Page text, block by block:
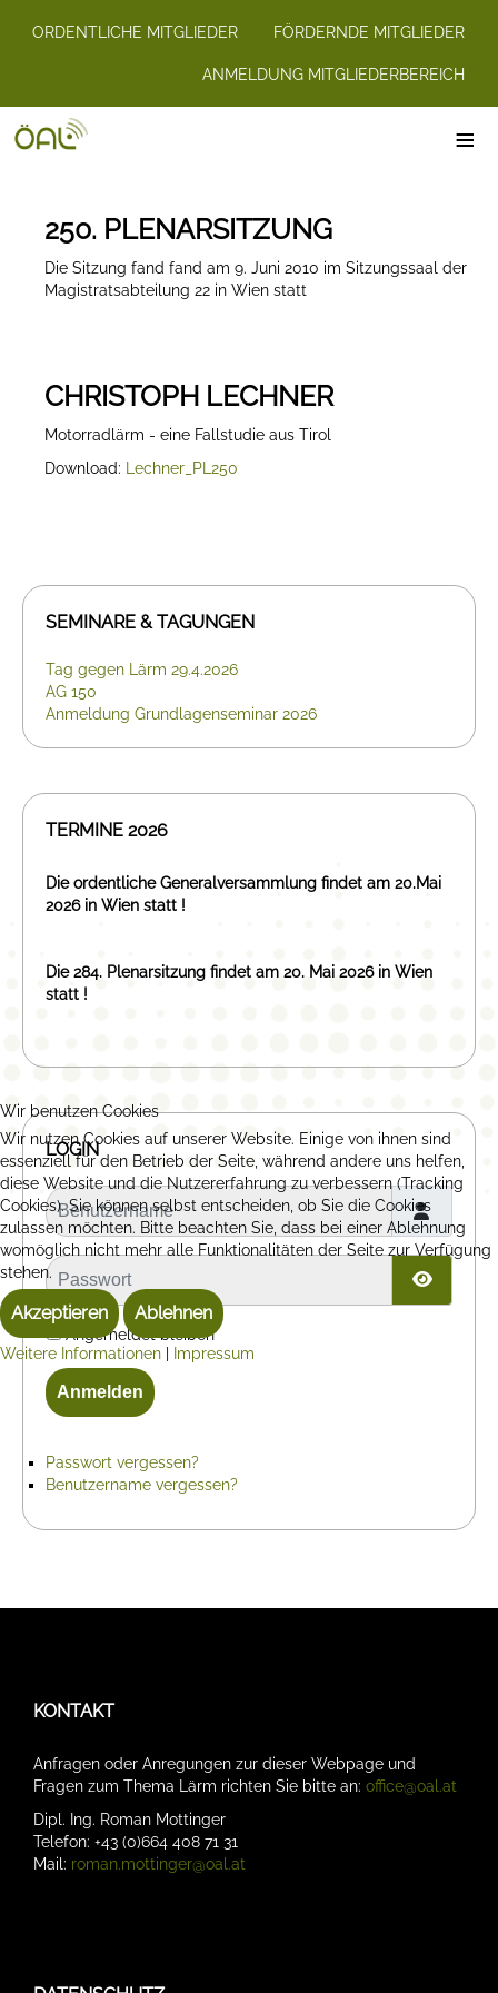
ORDENTLICHE MITGLIEDER FÖRDERNDE MITGLIEDER
ANMELDUNG MITGLIEDERBEREICH
≡
250. PLENARSITZUNG
Die Sitzung fand fand am 9. Juni 2010 im Sitzungssaal der
Magistratsabteilung 22 in Wien statt
CHRISTOPH LECHNER
Motorradlärm - eine Fallstudie aus Tirol
Download:
Lechner_PL250
SEMINARE & TAGUNGEN
Tag gegen Lärm 29.4.2026
AG 150
Anmeldung Grundlagenseminar 2026
TERMINE 2026
Die ordentliche Generalversammlung findet am 20.Mai
2026 in Wien statt !
Die 284. Plenarsitzung findet am 20. Mai 2026 in Wien
statt !
LOGIN
Benutzername
Passwort
Angemeldet bleiben
Anmelden
Passwort vergessen?
Benutzername vergessen?
KONTAKT
Anfragen oder Anregungen zur dieser Webpage und
Fragen zum Thema Lärm richten Sie bitte an: office@oal.at
Dipl. Ing. Roman Mottinger
Telefon: +43 (0)664 408 71 31
Mail: roman.mottinger@oal.at
Wir benutzen Cookies
Wir nutzen Cookies auf unserer Website. Einige von ihnen sind
essenziell für den Betrieb der Seite, während andere uns helfen,
diese Website und die Nutzererfahrung zu verbessern (Tracking
Cookies). Sie können selbst entscheiden, ob Sie die Cookies
zulassen möchten. Bitte beachten Sie, dass bei einer Ablehnung
womöglich nicht mehr alle Funktionalitäten der Seite zur Verfügung
stehen.
Akzeptieren Ablehnen
Weitere Informationen Impressum